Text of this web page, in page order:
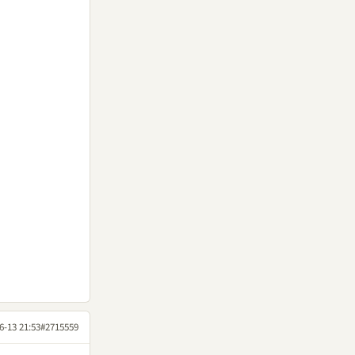
13 21:53#2715559